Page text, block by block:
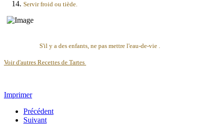
Servir froid ou tiède.
S'il y a des enfants, ne pas mettre l'eau-de-vie .
Voir d'autres Recettes de Tartes
Imprimer
Précédent
Suivant